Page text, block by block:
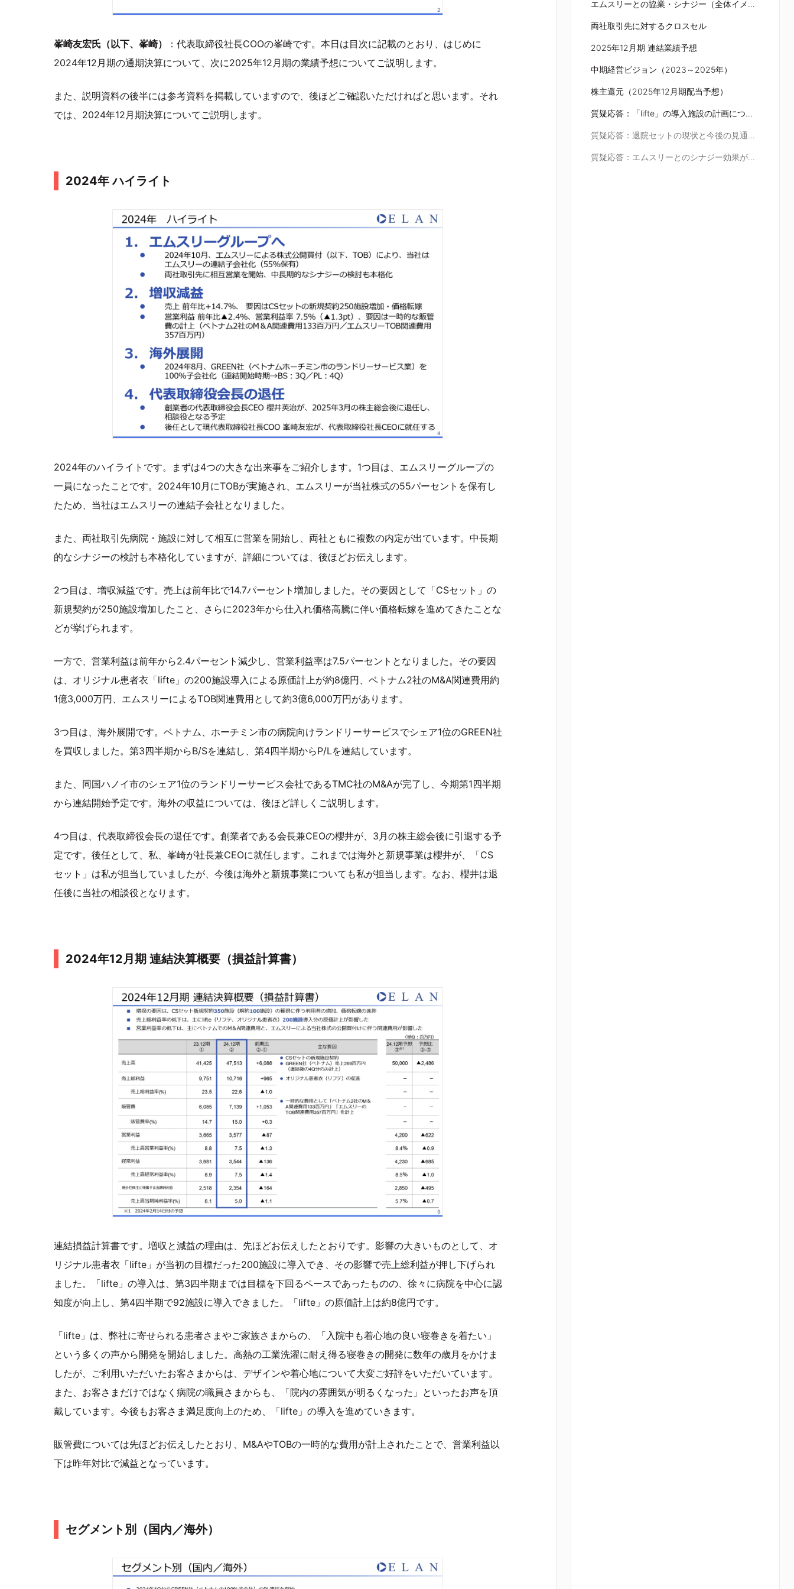
峯崎友宏氏（以下、峯崎）
：代表取締役社長COOの峯崎です。本日は目次に記載のとおり、はじめに
2024年12月期の通期決算について、次に2025年12月期の業績予想についてご説明します。
また、説明資料の後半には参考資料を掲載していますので、後ほどご確認いただければと思います。それ
では、2024年12月期決算についてご説明します。
2024年 ハイライト
2024年のハイライトです。まずは4つの大きな出来事をご紹介します。1つ目は、エムスリーグループの
一員になったことです。2024年10月にTOBが実施され、エムスリーが当社株式の55パーセントを保有し
たため、当社はエムスリーの連結子会社となりました。
また、両社取引先病院・施設に対して相互に営業を開始し、両社ともに複数の内定が出ています。中長期
的なシナジーの検討も本格化していますが、詳細については、後ほどお伝えします。
2つ目は、増収減益です。売上は前年比で14.7パーセント増加しました。その要因として「CSセット」の
新規契約が250施設増加したこと、さらに2023年から仕入れ価格高騰に伴い価格転嫁を進めてきたことな
どが挙げられます。
一方で、営業利益は前年から2.4パーセント減少し、営業利益率は7.5パーセントとなりました。その要因
は、オリジナル患者衣「lifte」の200施設導入による原価計上が約8億円、ベトナム2社のM&A関連費用約
1億3,000万円、エムスリーによるTOB関連費用として約3億6,000万円があります。
3つ目は、海外展開です。ベトナム、ホーチミン市の病院向けランドリーサービスでシェア1位のGREEN社
を買収しました。第3四半期からB/Sを連結し、第4四半期からP/Lを連結しています。
また、同国ハノイ市のシェア1位のランドリーサービス会社であるTMC社のM&Aが完了し、今期第1四半期
から連結開始予定です。海外の収益については、後ほど詳しくご説明します。
4つ目は、代表取締役会長の退任です。創業者である会長兼CEOの櫻井が、3月の株主総会後に引退する予
定です。後任として、私、峯崎が社長兼CEOに就任します。これまでは海外と新規事業は櫻井が、「CS
セット」は私が担当していましたが、今後は海外と新規事業についても私が担当します。なお、櫻井は退
任後に当社の相談役となります。
2024年12月期 連結決算概要（損益計算書）
連結損益計算書です。増収と減益の理由は、先ほどお伝えしたとおりです。影響の大きいものとして、オ
リジナル患者衣「lifte」が当初の目標だった200施設に導入でき、その影響で売上総利益が押し下げられ
ました。「lifte」の導入は、第3四半期までは目標を下回るペースであったものの、徐々に病院を中心に認
知度が向上し、第4四半期で92施設に導入できました。「lifte」の原価計上は約8億円です。
「lifte」は、弊社に寄せられる患者さまやご家族さまからの、「入院中も着心地の良い寝巻きを着たい」
という多くの声から開発を開始しました。高熱の工業洗濯に耐え得る寝巻きの開発に数年の歳月をかけま
したが、ご利用いただいたお客さまからは、デザインや着心地について大変ご好評をいただいています。
また、お客さまだけではなく病院の職員さまからも、「院内の雰囲気が明るくなった」といったお声を頂
戴しています。今後もお客さま満足度向上のため、「lifte」の導入を進めていきます。
販管費については先ほどお伝えしたとおり、M&AやTOBの一時的な費用が計上されたことで、営業利益以
下は昨年対比で減益となっています。
セグメント別（国内／海外）
エムスリーとの協業・シナジー（全体イメージ）
両社取引先に対するクロスセル
2025年12月期 連結業績予想
中期経営ビジョン（2023～2025年）
株主還元（2025年12月期配当予想）
質疑応答：「lifte」の導入施設の計画について
質疑応答：退院セットの現状と今後の見通しについて
質疑応答：エムスリーとのシナジー効果が出る時期について